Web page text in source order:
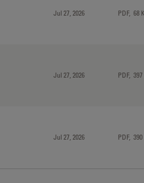
Jul 27, 2026 PDF, 68
Jul 27, 2026 PDF,
Jul 27, 2026 PDF,